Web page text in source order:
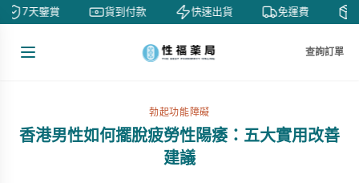
7天鑒賞 貨到付款 快速出貨 免運費 私
查詢訂單
勃起功能障礙
香港男性如何擺脫疲勞性陽痿：五大實用改善
建議